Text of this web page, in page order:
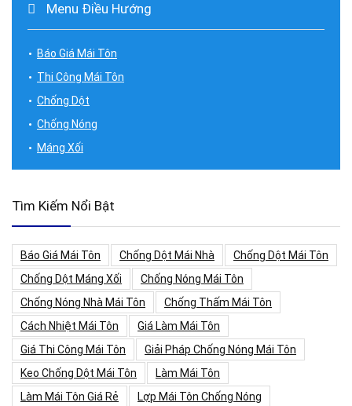
Menu Điều Hướng
Báo Giá Mái Tôn
Thi Công Mái Tôn
Chống Dột
Chống Nóng
Máng Xối
Tìm Kiếm Nổi Bật
Báo Giá Mái Tôn Chống Dột Mái Nhà
Chống Dột Mái Tôn
Chống Dột Máng Xối
Chống Nóng Mái Tôn
Chống Nóng Nhà Mái Tôn
Chống Thấm Mái Tôn
Cách Nhiệt Mái Tôn
Giá Làm Mái Tôn
Giá Thi Công Mái Tôn
Giải Pháp Chống Nóng Mái Tôn
Keo Chống Dột Mái Tôn
Làm Mái Tôn
Làm Mái Tôn Giá Rẻ
Lợp Mái Tôn Chống Nóng